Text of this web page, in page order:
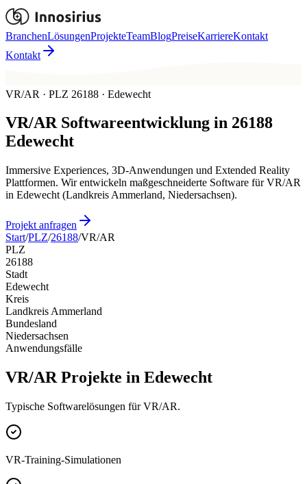
BranchenLösungenProjekteTeamBlogPreiseKarriereKontakt
Kontakt
VR/AR · PLZ 26188 · Edewecht
VR/ARSoftwareentwicklung in 26188
Edewecht
Immersive Experiences, 3D-Anwendungen und Extended Reality
Plattformen. Wir entwickeln maßgeschneiderte Software für VR/AR
in Edewecht (Landkreis Ammerland, Niedersachsen).
Projekt anfragen
Start/PLZ/26188/VR/AR
PLZ
26188
Stadt
Edewecht
Kreis
Landkreis Ammerland
Bundesland
Niedersachsen
Anwendungsfälle
VR/AR Projekte in Edewecht
Typische Softwarelösungen für VR/AR.
VR-Training-Simulationen